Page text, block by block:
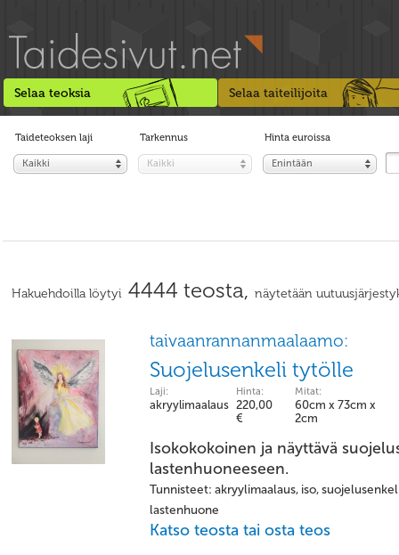
Selaa teoksia Selaa taiteilijoita
Taideteoksen laji
Kaikki
Tarkennus
Kaikki
Hinta euroissa
Enintään
Hakuehdoilla löytyi 4444 teosta, näytetään
taivaanrannanmaalaamo:
Suojelusenkeli tytölle
Laji:
akryylimaalaus
Hinta:
220,00
€
Mitat:
60cm x 73cm x
2cm
Isokokokoinen ja näyttävä
lastenhuoneeseen.
Tunnisteet: akryylimaalaus, iso,
lastenhuone
Katso teosta tai osta teos